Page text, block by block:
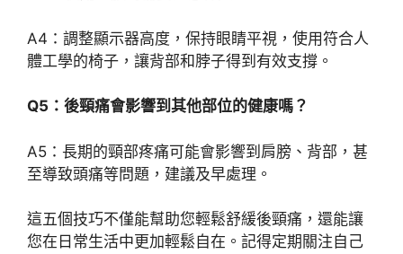
A4：調整顯示器高度，保持眼睛平視，使用符合人
體工學的椅子，讓背部和脖子得到有效支撐。
Q5：後頸痛會影響到其他部位的健康嗎？
A5：長期的頸部疼痛可能會影響到肩膀、背部，甚
至導致頭痛等問題，建議及早處理。
這五個技巧不僅能幫助您輕鬆舒緩後頸痛，還能讓
您在日常生活中更加輕鬆自在。記得定期關注自己